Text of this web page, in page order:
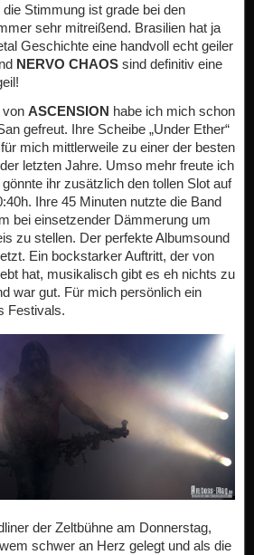
Stimmung ist grade bei den
sehr mitreißend. Brasilien hat ja
Geschichte eine handvoll echt geiler
NERVO CHAOS sind definitiv eine
von ASCENSION habe ich mich schon
gefreut. Ihre Scheibe „Under Ether“
mich mittlerweile zu einer der besten
letzten Jahre. Umso mehr freute ich
ihr zusätzlich den tollen Slot auf
Ihre 45 Minuten nutzte die Band
bei einsetzender Dämmerung um
zu stellen. Der perfekte Albumsound
Ein bockstarker Auftritt, der von
hat, musikalisch gibt es eh nichts zu
war gut. Für mich persönlich ein
Festivals.
der Zeltbühne am Donnerstag,
schwer an Herz gelegt und als die